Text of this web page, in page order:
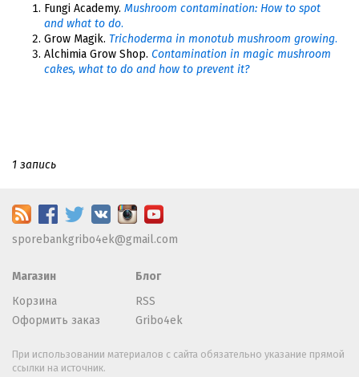
Fungi Academy. Mushroom contamination: How to spot
and what to do.
Grow Magik. Trichoderma in monotub mushroom growing.
Alchimia Grow Shop. Contamination in magic mushroom
cakes, what to do and how to prevent it?
1 запись
sporebankgribo4ek@gmail.com
Магазин
Корзина
Оформить заказ
Блог
RSS
Gribo4ek
При использовании материалов с сайта обязательно указание прямой
ссылки на источник.